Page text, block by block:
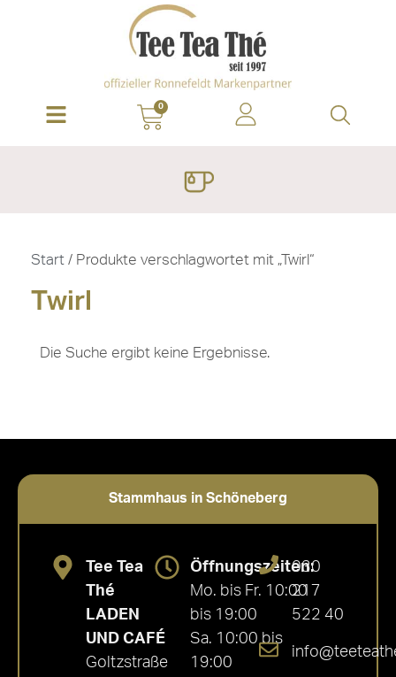
0
Start / Produkte verschlagwortet mit „Twirl“
Twirl
Die Suche ergibt keine Ergebnisse.
Stammhaus in Schöneberg
Tee Tea
Thé
LADEN
UND CAFÉ
Goltzstraße
Öffnungszeiten:
Mo. bis Fr. 10:00
bis 19:00
Sa. 10:00 bis
19:00
030
217
522 40